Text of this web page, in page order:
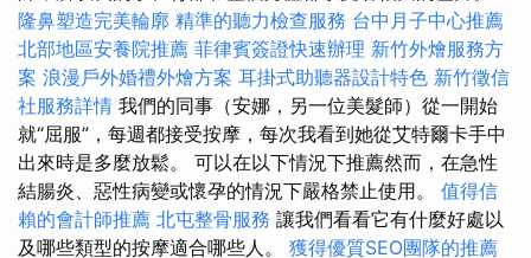
隆鼻塑造完美輪廓 精準的聽力檢查服務 台中月子中心推薦
北部地區安養院推薦 菲律賓簽證快速辦理 新竹外燴服務方
案 浪漫戶外婚禮外燴方案 耳掛式助聽器設計特色 新竹徵信
社服務詳情 我們的同事（安娜，另一位美髮師）從一開始
就“屈服”，每週都接受按摩，每次我看到她從艾特爾卡手中
出來時是多麼放鬆。 可以在以下情況下推薦然而，在急性
結腸炎、惡性病變或懷孕的情況下嚴格禁止使用。 值得信
賴的會計師推薦 北屯整骨服務 讓我們看看它有什麼好處以
及哪些類型的按摩適合哪些人。 獲得優質SEO團隊的推薦